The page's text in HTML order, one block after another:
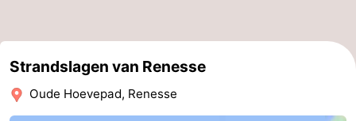
Medische
Zuid-
Strandslagen van Renesse
Oude Hoevepad, Renesse